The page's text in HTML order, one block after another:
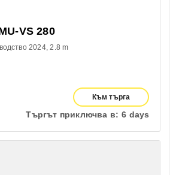
VS 280
2024 2.8 m
Към търга
Търгът приключва в: 6 days